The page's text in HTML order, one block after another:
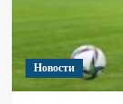
Новости